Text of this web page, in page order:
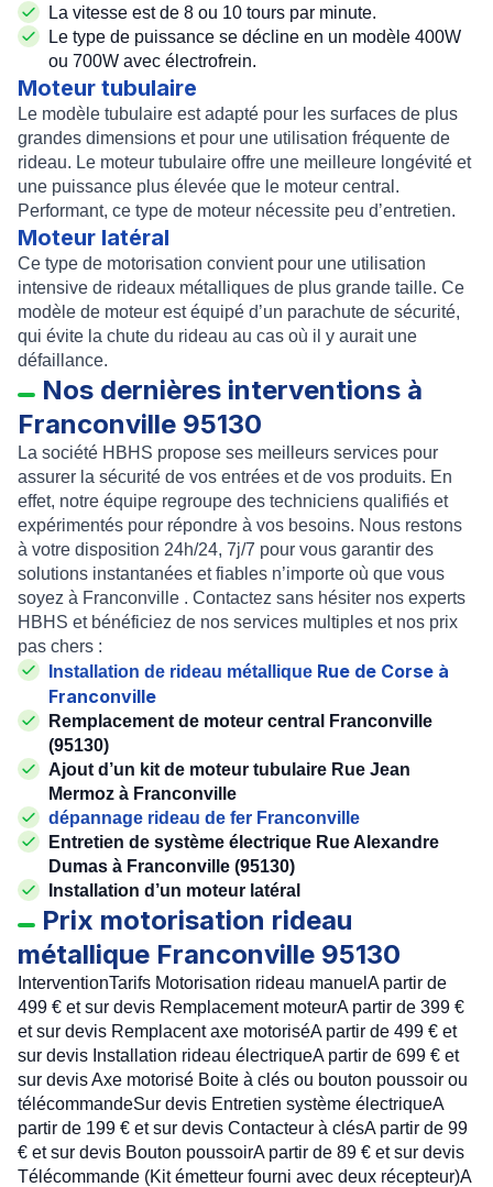
La vitesse est de 8 ou 10 tours par minute.
Le type de puissance se décline en un modèle 400W
ou 700W avec électrofrein.
Moteur tubulaire
Le modèle tubulaire est adapté pour les surfaces de plus
grandes dimensions et pour une utilisation fréquente de
rideau. Le moteur tubulaire offre une meilleure longévité et
une puissance plus élevée que le moteur central.
Performant, ce type de moteur nécessite peu d’entretien.
Moteur latéral
Ce type de motorisation convient pour une utilisation
intensive de rideaux métalliques de plus grande taille. Ce
modèle de moteur est équipé d’un parachute de sécurité,
qui évite la chute du rideau au cas où il y aurait une
défaillance.
Nos dernières interventions à
Franconville 95130
La société HBHS propose ses meilleurs services pour
assurer la sécurité de vos entrées et de vos produits. En
effet, notre équipe regroupe des techniciens qualifiés et
expérimentés pour répondre à vos besoins. Nous restons
à votre disposition 24h/24, 7j/7 pour vous garantir des
solutions instantanées et fiables n’importe où que vous
soyez à Franconville . Contactez sans hésiter nos experts
HBHS et bénéficiez de nos services multiples et nos prix
pas chers :
Installation de rideau métallique Rue de Corse à
Franconville
Remplacement de moteur central
Franconville
(95130)
Ajout d’un kit de moteur tubulaire Rue Jean
Mermoz à Franconville
dépannage rideau de fer Franconville
Entretien de système électrique Rue Alexandre
Dumas à Franconville (95130)
Installation d’un moteur latéral
Prix motorisation rideau
métallique Franconville 95130
InterventionTarifs Motorisation rideau manuelA partir de
499 € et sur devis Remplacement moteurA partir de 399 €
et sur devis Remplacent axe motoriséA partir de 499 € et
sur devis Installation rideau électriqueA partir de 699 € et
sur devis Axe motorisé Boite à clés ou bouton poussoir ou
télécommandeSur devis Entretien système électriqueA
partir de 199 € et sur devis Contacteur à clésA partir de 99
€ et sur devis Bouton poussoirA partir de 89 € et sur devis
Télécommande (Kit émetteur fourni avec deux récepteur)A